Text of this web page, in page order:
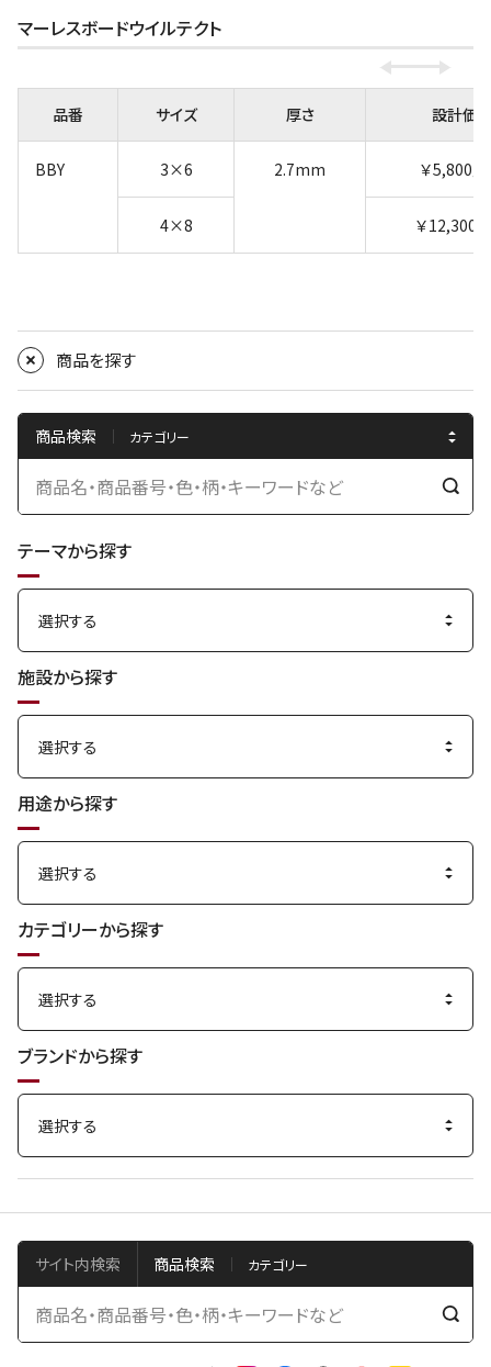
マーレスボードウイルテクト
品番 サイズ 厚さ 設計価
BBY 3×6 2.7mm ￥5,800
4×8 ￥12,300
商品を探す
商品検索
検
テーマから探す
施設から探す
用途から探す
カテゴリーから探す
ブランドから探す
サイト内検索 商品検索
検